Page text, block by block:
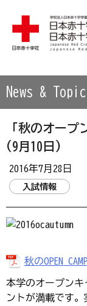
学校法人 日本赤
News &
「秋のオープ
(9月10日)
2016年7月28日
入試情報
秋のOPEN
本学のオープン
ントが満載です